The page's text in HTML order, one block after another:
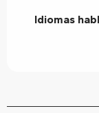
Idiomas
Idiomas